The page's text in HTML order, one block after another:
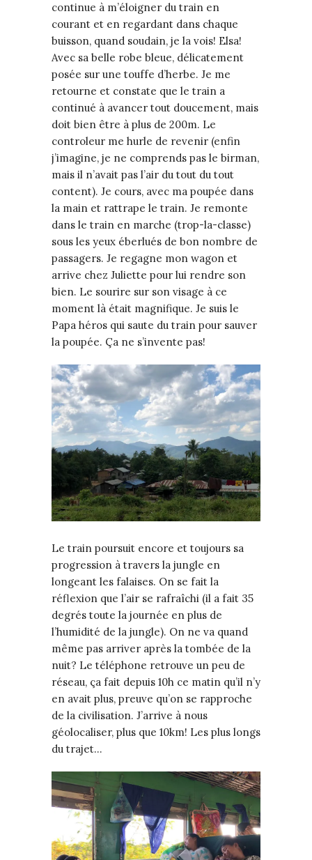
continue à m’éloigner du train en
courant et en regardant dans chaque
buisson, quand soudain, je la vois! Elsa!
Avec sa belle robe bleue, délicatement
posée sur une touffe d’herbe. Je me
retourne et constate que le train a
continué à avancer tout doucement, mais
doit bien être à plus de 200m. Le
controleur me hurle de revenir (enfin
j’imagine, je ne comprends pas le birman,
mais il n’avait pas l’air du tout du tout
content). Je cours, avec ma poupée dans
la main et rattrape le train. Je remonte
dans le train en marche (trop-la-classe)
sous les yeux éberlués de bon nombre de
passagers. Je regagne mon wagon et
arrive chez Juliette pour lui rendre son
bien. Le sourire sur son visage à ce
moment là était magnifique. Je suis le
Papa héros qui saute du train pour sauver
la poupée. Ça ne s’invente pas!
Le train poursuit encore et toujours sa
progression à travers la jungle en
longeant les falaises. On se fait la
réflexion que l’air se rafraîchi (il a fait 35
degrés toute la journée en plus de
l’humidité de la jungle). On ne va quand
même pas arriver après la tombée de la
nuit? Le téléphone retrouve un peu de
réseau, ça fait depuis 10h ce matin qu’il n’y
en avait plus, preuve qu’on se rapproche
de la civilisation. J’arrive à nous
géolocaliser, plus que 10km! Les plus longs
du trajet…